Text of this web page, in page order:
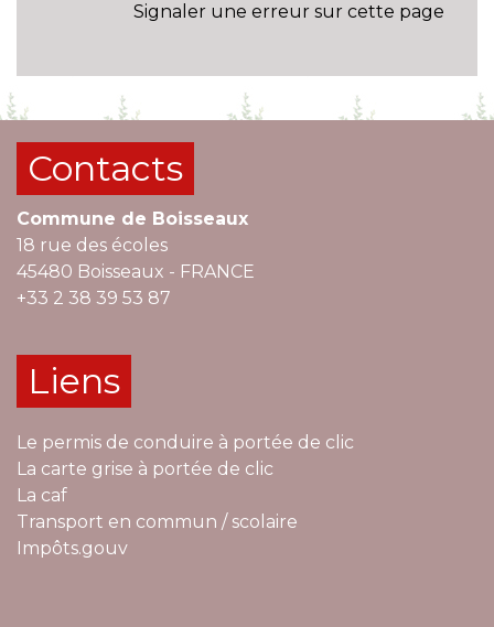
Signaler une erreur sur cette page
Contacts
Commune de Boisseaux
18 rue des écoles
45480 Boisseaux - FRANCE
+33 2 38 39 53 87
Liens
Le permis de conduire à portée de clic
La carte grise à portée de clic
La caf
Transport en commun / scolaire
Impôts.gouv